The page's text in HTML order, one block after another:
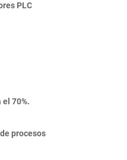
PLC
70%.
procesos